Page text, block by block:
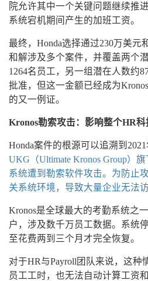
院允许其中一个关键问题继续推
系统宕机期间产生的加班工资。
最终，Honda选择通过230万美元
和解涉及多个案件，并覆盖两个
1264名员工，另一组潜在人数约
批准，但这一金额已经成为
的又一例证。
Kronos勒索攻击：影响整个HR科
Honda案件的根源可以追溯到2021
UKG（Ultimate Kronos Group）旗
系统遭到勒索软件攻击。为防止
关系统环境，导致大量企业无法
Kronos是全球最大的考勤系统之
户，涉及数千万员工数据。系统
至花费两到三个月才完全恢复。
对于HR与Payroll团队来说，这种
员工工时，也无法自动计算工资